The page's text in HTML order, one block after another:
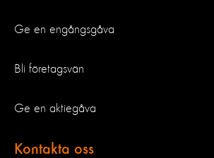
Ge en engångsgåva
Bli företagsvän
Ge en aktiegåva
Kontakta oss